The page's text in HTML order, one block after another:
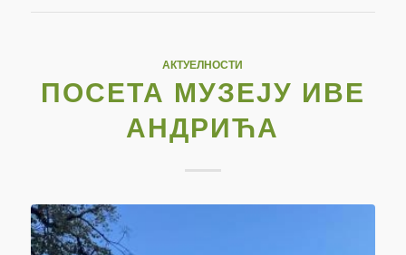
АКТУЕЛНОСТИ
ПОСЕТА МУЗЕЈУ ИВЕ
АНДРИЋА